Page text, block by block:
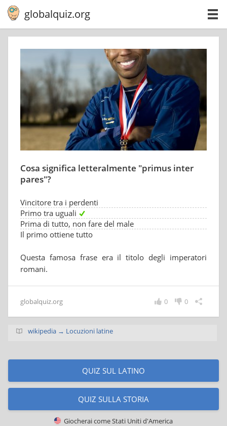
globalquiz.org
Cosa significa letteralmente "primus inter
pares"?
Vincitore tra i perdenti
Primo tra uguali
Prima di tutto, non fare del male
Il primo ottiene tutto
Questa famosa frase era il titolo degli imperatori
romani.
globalquiz.org 0
0
wikipedia → Locuzioni latine
QUIZ SUL LATINO
QUIZ SULLA STORIA
Giocherai comeStati Uniti d'America